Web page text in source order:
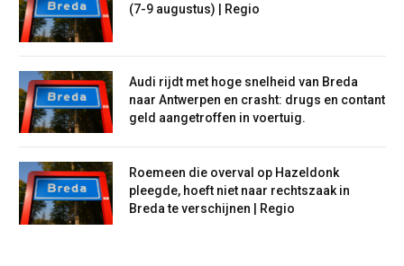
(7-9 augustus) | Regio
Audi rijdt met hoge snelheid van Breda
naar Antwerpen en crasht: drugs en contant
geld aangetroffen in voertuig.
Roemeen die overval op Hazeldonk
pleegde, hoeft niet naar rechtszaak in
Breda te verschijnen | Regio